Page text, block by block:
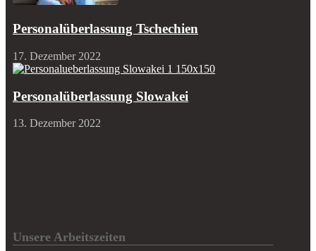
Personalüberlassung Tschechien
17. Dezember 2022
Personalüberlassung Slowakei
13. Dezember 2022
Unsere Arbeitszeiten